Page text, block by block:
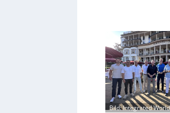
Bild: Integrated